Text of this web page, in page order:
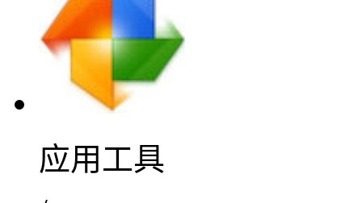
应用工具